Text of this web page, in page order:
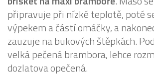
připravuje při nízké teplotě, poté
výpekem a částí omáčky, a
zauzuje na bukových štěpkách.
velká pečená brambora, lehce
dozlatova opečená.